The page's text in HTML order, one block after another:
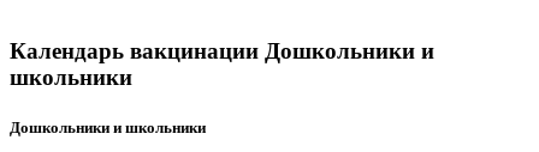
Календарь вакцинации Дошкольники и
школьники
Дошкольники и школьники